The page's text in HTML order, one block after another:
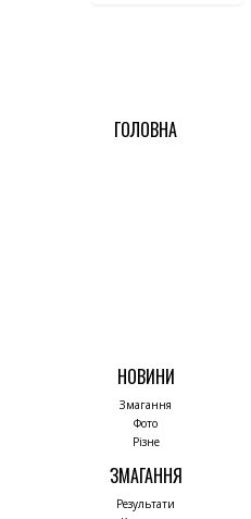
ГОЛОВНА
НОВИНИ
Змагання
Фото
Різне
ЗМАГАННЯ
Результати